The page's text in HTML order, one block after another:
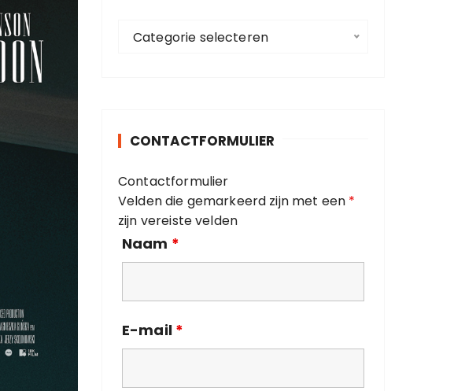
r
e
ë
n
Categorie selecteren
CONTACTFORMULIER
Contactformulier
Velden die gemarkeerd zijn met een *
zijn vereiste velden
Naam *
E-mail *